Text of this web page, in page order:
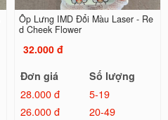
Ốp Lưng IMD Đổi Màu Laser - Re
d Cheek Flower
32.000 đ
Đơn giá
Số lượng
28.000 đ
5-19
26.000 đ
20-49